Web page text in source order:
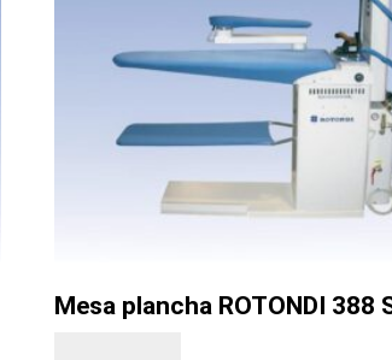
Mesa plancha ROTONDI 388